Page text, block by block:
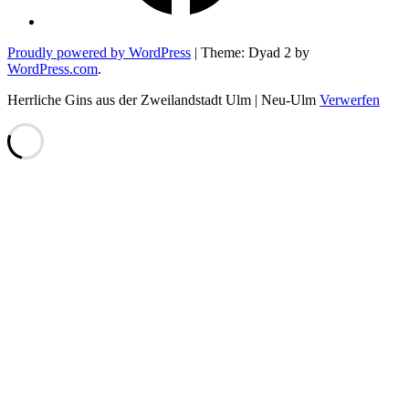
Proudly powered by WordPress | Theme: Dyad 2 by
WordPress.com.
Herrliche Gins aus der Zweilandstadt Ulm | Neu-Ulm Verwerfen